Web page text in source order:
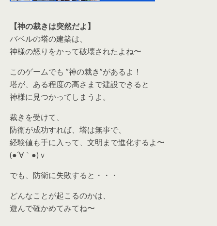
【神の裁きは突然だよ】
バベルの塔の建築は、
神様の怒りをかって破壊されたよね〜
このゲームでも ”神の裁き”があるよ！
塔が、ある程度の高さまで建設できると
神様に見つかってしまうよ。
裁きを受けて、
防衛が成功すれば、塔は無事で、
経験値も手に入って、文明まで進化するよ〜
(●´∀｀●)ｖ
でも、防衛に失敗すると・・・
どんなことが起こるのかは、
遊んで確かめてみてね〜